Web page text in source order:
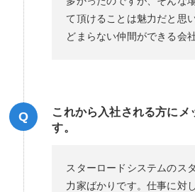
て頂けることは魅力だと思
どまらない仲間ができる会
Q
これから入社される方にメ
す。
スターロードシステムのス
力家ばかりです。仕事に対